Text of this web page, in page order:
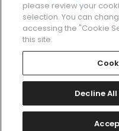
企業情報
プライバシーポリ
Amazon Payは
2026
please review your
selection. You can
accessing the "Cookie
this site.
Decline